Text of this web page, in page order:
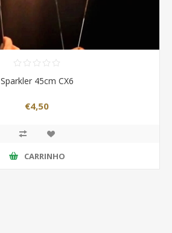
Sparkler 45cm CX6
€4,50
CARRINHO